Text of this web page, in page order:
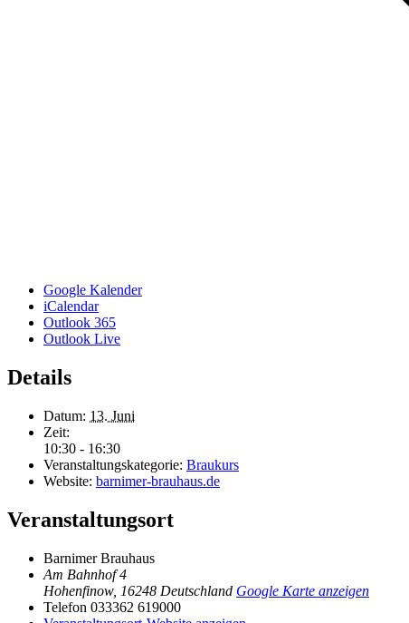
Google Kalender
iCalendar
Outlook 365
Outlook Live
Details
Datum: 13. Juni
Zeit:
10:30 - 16:30
Veranstaltungskategorie: Braukurs
Website: barnimer-brauhaus.de
Veranstaltungsort
Barnimer Brauhaus
Am Bahnhof 4
Hohenfinow, 16248 Deutschland Google Karte anzeigen
Telefon 033362 619000